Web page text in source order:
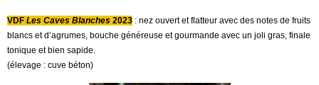
VDF Les Caves Blanches 2023 : nez ouvert et flatteur avec des notes de fruits
blancs et d’agrumes, bouche généreuse et gourmande avec un joli gras, finale
tonique et bien sapide.
(élevage : cuve béton)